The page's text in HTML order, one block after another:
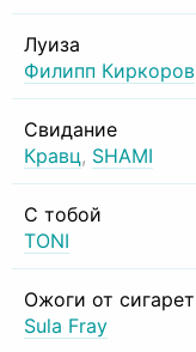
Луиза
Филипп Киркоров
Свидание
Кравц, SHAMI
С тобой
TONI
Ожоги от сигарет
Sula Fray